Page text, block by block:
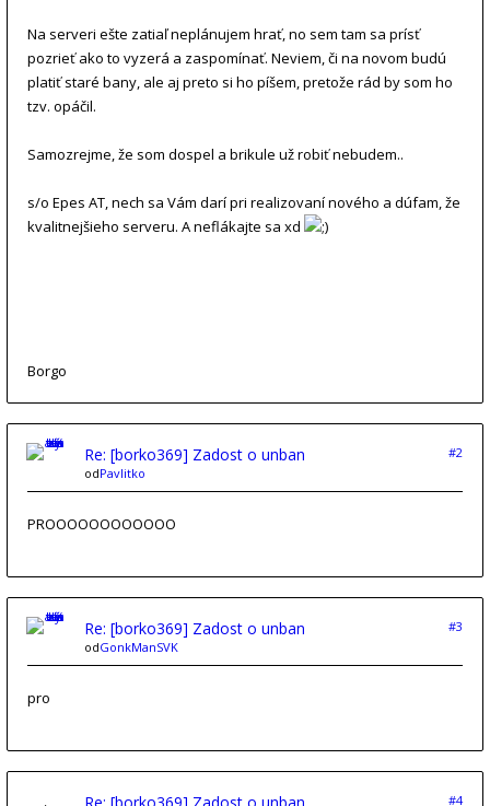
Na serveri ešte zatiaľ neplánujem hrať, no sem tam sa prísť
pozrieť ako to vyzerá a zaspomínať. Neviem, či na novom budú
platiť staré bany, ale aj preto si ho píšem, pretože rád by som ho
tzv. opáčil.
Samozrejme, že som dospel a brikule už robiť nebudem..
s/o Epes AT, nech sa Vám darí pri realizovaní nového a dúfam, že
kvalitnejšieho serveru. A neflákajte sa xd
Borgo
Re: [borko369] Zadost o unban
#2
odPavlitko
PROOOOOOOOOOOO
Re: [borko369] Zadost o unban
#3
odGonkManSVK
pro
#4